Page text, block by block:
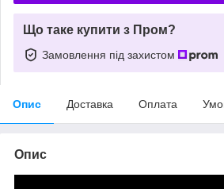
Що таке купити з Пром?
Замовлення під захистом
Опис Доставка Оплата
Опис